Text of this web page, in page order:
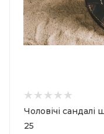
Чоловічі сандалі
25